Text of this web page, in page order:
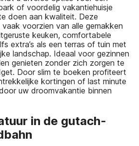
of voordelig vakantiehuisje
doen aan kwaliteit. Deze
voorzien van alle gemakken
keuken, comfortabele
extra’s als een terras of tuin met
landschap. Ideaal voor gezinnen
genieten zonder zich zorgen te
Door slim te boeken profiteert
kortingen of last minute
uw droomvakantie binnen
in de gutach-